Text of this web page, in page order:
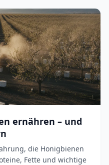
ernähren – und
die Honigbienen
Fette und wichtige